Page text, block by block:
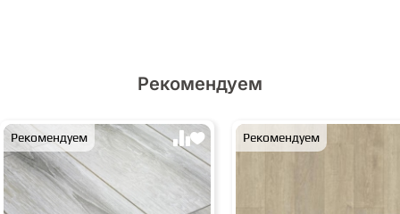
Рекомендуем
Рекомендуем Рекомендуем